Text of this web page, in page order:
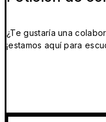
¿Te gustaría una
¡estamos aquí para